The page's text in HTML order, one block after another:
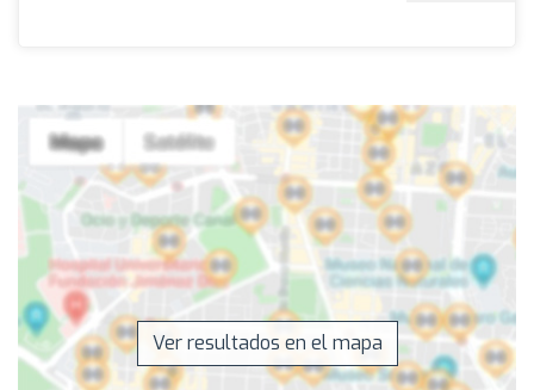
Ver resultados en el mapa